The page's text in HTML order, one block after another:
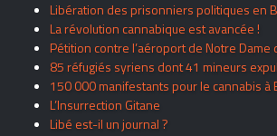
Libération des prisonniers politiques en
La révolution cannabique est avancée !
Pétition contre l’aéroport de Notre Dame
85 réfugiés syriens dont 41 mineurs
150 000 manifestants pour le cannabis à
L’Insurrection Gitane
Libé est-il un journal ?